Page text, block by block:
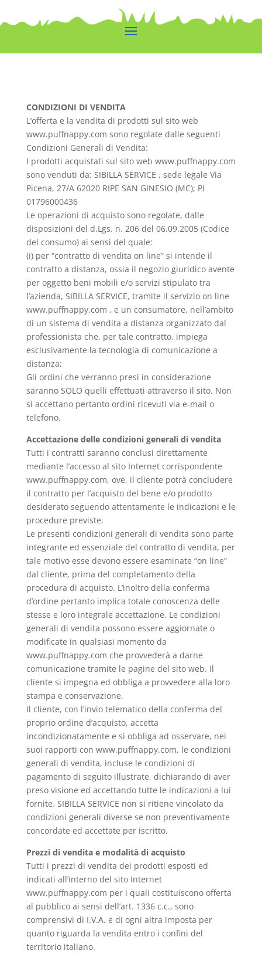
CONDIZIONI DI VENDITA
L’offerta e la vendita di prodotti sul sito web
www.puffnappy.com sono regolate dalle seguenti
Condizioni Generali di Vendita:
I prodotti acquistati sul sito web www.puffnappy.com
sono venduti da: SIBILLA SERVICE , sede legale Via
Picena, 27/A 62020 RIPE SAN GINESIO (MC); PI
01796000436
Le operazioni di acquisto sono regolate, dalle
disposizioni del d.Lgs. n. 206 del 06.09.2005 (Codice
del consumo) ai sensi del quale:
(i) per “contratto di vendita on line” si intende il
contratto a distanza, ossia il negozio giuridico avente
per oggetto beni mobili e/o servizi stipulato tra
l’azienda, SIBILLA SERVICE, tramite il servizio on line
www.puffnappy.com , e un consumatore, nell’ambito
di un sistema di vendita a distanza organizzato dal
professionista che, per tale contratto, impiega
esclusivamente la tecnologia di comunicazione a
distanza;
Gli ordini che verranno presi in considerazione
saranno SOLO quelli effettuati attraverso il sito. Non
si accettano pertanto ordini ricevuti via e-mail o
telefono.
Accettazione delle condizioni generali di vendita
Tutti i contratti saranno conclusi direttamente
mediante l’accesso al sito Internet corrispondente
www.puffnappy.com, ove, il cliente potrà concludere
il contratto per l’acquisto del bene e/o prodotto
desiderato seguendo attentamente le indicazioni e le
procedure previste.
Le presenti condizioni generali di vendita sono parte
integrante ed essenziale del contratto di vendita, per
tale motivo esse devono essere esaminate “on line”
dal cliente, prima del completamento della
procedura di acquisto. L’inoltro della conferma
d’ordine pertanto implica totale conoscenza delle
stesse e loro integrale accettazione. Le condizioni
generali di vendita possono essere aggiornate o
modificate in qualsiasi momento da
www.puffnappy.com che provvederà a darne
comunicazione tramite le pagine del sito web. Il
cliente si impegna ed obbliga a provvedere alla loro
stampa e conservazione.
Il cliente, con l’invio telematico della conferma del
proprio ordine d’acquisto, accetta
incondizionatamente e si obbliga ad osservare, nei
suoi rapporti con www.puffnappy.com, le condizioni
generali di vendita, incluse le condizioni di
pagamento di seguito illustrate, dichiarando di aver
preso visione ed accettando tutte le indicazioni a lui
fornite. SIBILLA SERVICE non si ritiene vincolato da
condizioni generali diverse se non preventivamente
concordate ed accettate per iscritto.
Prezzi di vendita e modalità di acquisto
Tutti i prezzi di vendita dei prodotti esposti ed
indicati all’interno del sito Internet
www.puffnappy.com per i quali costituiscono offerta
al pubblico ai sensi dell’art. 1336 c.c., sono
comprensivi di I.V.A. e di ogni altra imposta per
quanto riguarda la vendita entro i confini del
territorio italiano.